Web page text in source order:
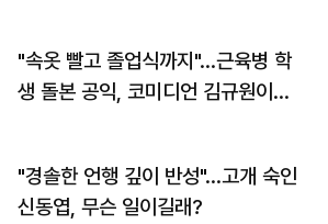
"속옷 빨고 졸업식까지"…근육병 학
생 돌본 공익, 코미디언 김규원이었
"경솔한 언행 깊이 반성"…고개 숙인
신동엽, 무슨 일이길래?